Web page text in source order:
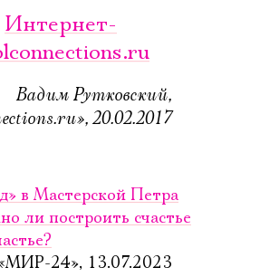
Интернет-
Вадим Рутковский,
20.02.2017
в Мастерской Петра
ли построить счастье
24», 13.07.2023